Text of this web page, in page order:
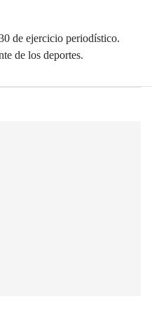
de ejercicio periodístico.
de los deportes.